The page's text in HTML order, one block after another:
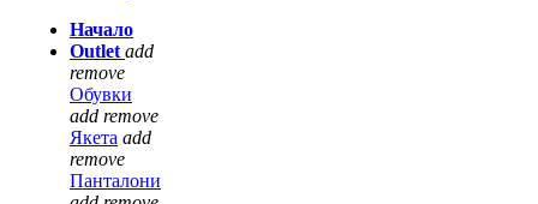
Начало
Outlet add
remove
Обувки
add remove
Якета add
remove
Панталони